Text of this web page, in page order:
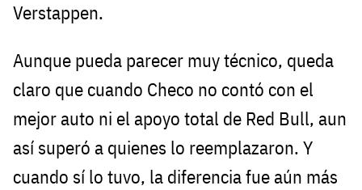
Verstappen.
Aunque pueda parecer muy técnico, queda
claro que cuando Checo no contó con el
mejor auto ni el apoyo total de Red Bull, aun
así superó a quienes lo reemplazaron. Y
cuando sí lo tuvo, la diferencia fue aún más